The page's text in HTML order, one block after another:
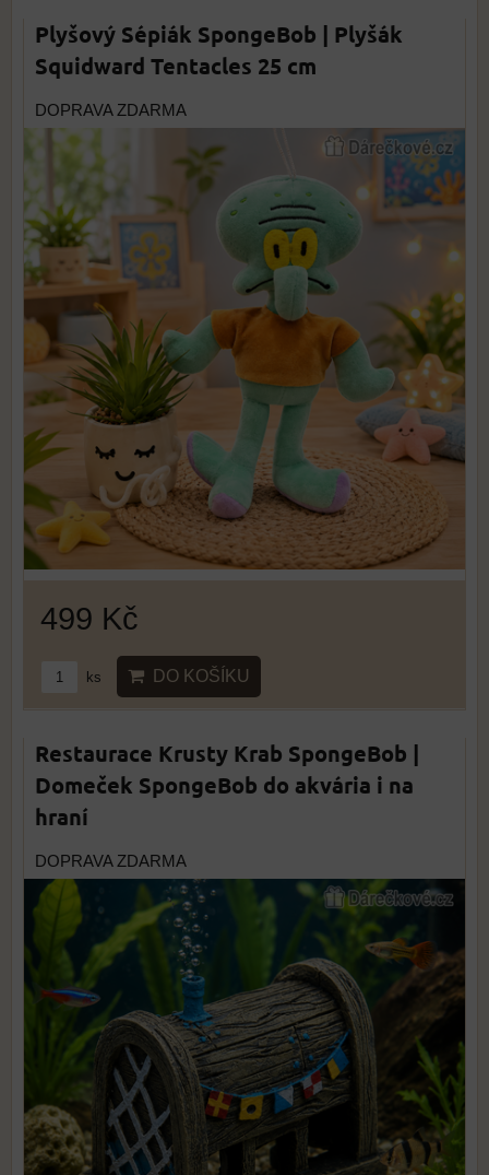
Plyšový Sépiák SpongeBob | Plyšák
Squidward Tentacles 25 cm
DOPRAVA ZDARMA
499 Kč
ks DO KOŠÍKU
Restaurace Krusty Krab SpongeBob |
Domeček SpongeBob do akvária i na
hraní
DOPRAVA ZDARMA